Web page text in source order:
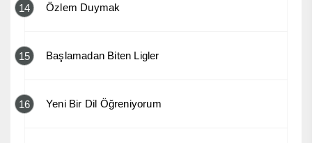
14 Özlem Duymak
15 Başlamadan Biten Ligler
16 Yeni Bir Dil Öğreniyorum